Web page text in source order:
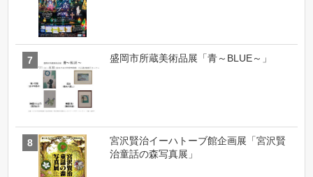
盛岡市所蔵美術品展「青～BLUE～」
宮沢賢治イーハトーブ館企画展「宮沢賢
治童話の森写真展」